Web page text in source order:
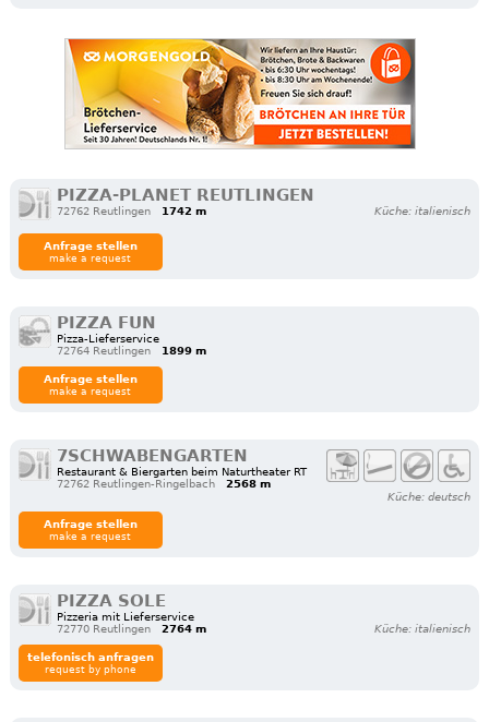
PIZZA-PLANET REUTLINGEN
72762 Reutlingen 1742 m Küche: italienisch
Anfrage stellen
make a request
PIZZA FUN
Pizza-Lieferservice
72764 Reutlingen
1899 m
Anfrage stellen
make a request
7SCHWABENGARTEN
Restaurant & Biergarten beim Naturtheater RT
72762 Reutlingen-Ringelbach
2568 m
Küche: deutsch
Anfrage stellen
make a request
PIZZA SOLE
Pizzeria mit Lieferservice
72770 Reutlingen
2764 m Küche: italienisch
telefonisch anfragen
request by phone